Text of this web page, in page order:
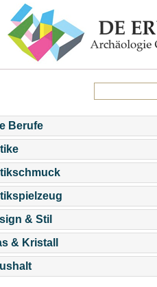
Berufe
& Stil
& Kristall